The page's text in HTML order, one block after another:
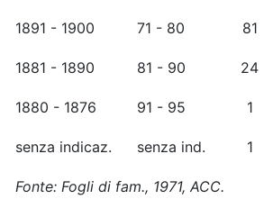
1891 - 1900 71 - 80 81
1881 - 1890 81 - 90 24
1880 - 1876 91 - 95 1
senza indicaz. senza ind. 1
Fonte: Fogli di fam., 1971, ACC.